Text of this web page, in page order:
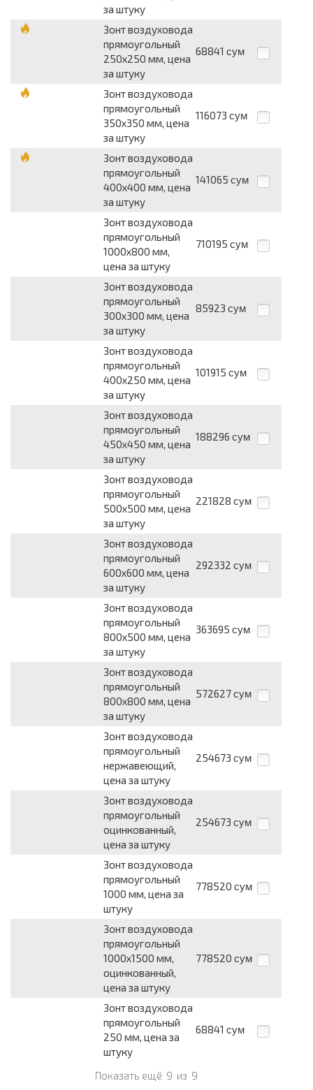
за штуку
Зонт воздуховода
прямоугольный
250х250 мм, цена
за штуку
68841 сум
Зонт воздуховода
прямоугольный
350х350 мм, цена
за штуку
116073 сум
Зонт воздуховода
прямоугольный
400х400 мм, цена
за штуку
141065 сум
Зонт воздуховода
прямоугольный
1000х800 мм,
цена за штуку
710195 сум
Зонт воздуховода
прямоугольный
300х300 мм, цена
за штуку
85923 сум
Зонт воздуховода
прямоугольный
400х250 мм, цена
за штуку
101915 сум
Зонт воздуховода
прямоугольный
450х450 мм, цена
за штуку
188296 сум
Зонт воздуховода
прямоугольный
500х500 мм, цена
за штуку
221828 сум
Зонт воздуховода
прямоугольный
600х600 мм, цена
за штуку
292332 сум
Зонт воздуховода
прямоугольный
800х500 мм, цена
за штуку
363695 сум
Зонт воздуховода
прямоугольный
800х800 мм, цена
за штуку
572627 сум
Зонт воздуховода
прямоугольный
нержавеющий,
цена за штуку
254673 сум
Зонт воздуховода
прямоугольный
оцинкованный,
цена за штуку
254673 сум
Зонт воздуховода
прямоугольный
1000 мм, цена за
штуку
778520 сум
Зонт воздуховода
прямоугольный
1000х1500 мм,
оцинкованный,
цена за штуку
778520 сум
Зонт воздуховода
прямоугольный
250 мм, цена за
штуку
68841 сум
Показать ещё 9 из 9